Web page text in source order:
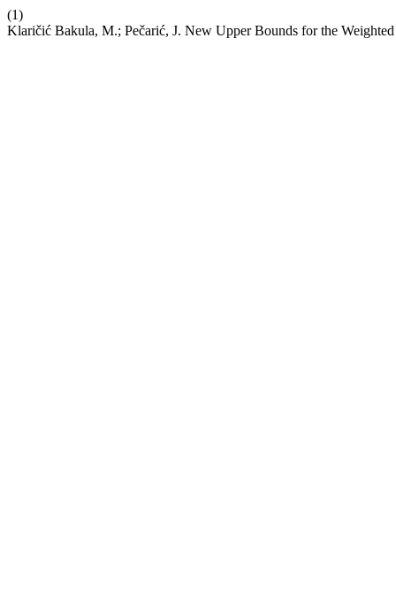
(1)
Klaričić Bakula, M.; Pečarić, J. New Upper Bounds for the